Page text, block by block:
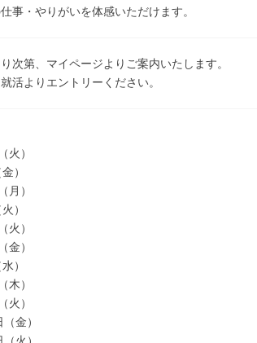
事・やりがいを体感いただけます。
次第、マイページよりご案内いたします。
活よりエントリーください。
火）
）
月）
）
火）
金）
）
木）
火）
金）